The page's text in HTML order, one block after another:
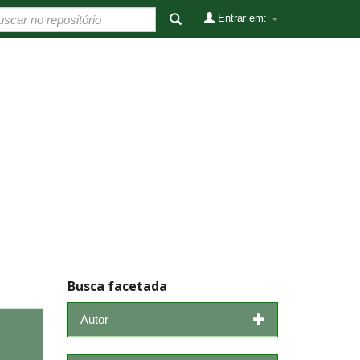
Entrar em:
Busca facetada
Autor